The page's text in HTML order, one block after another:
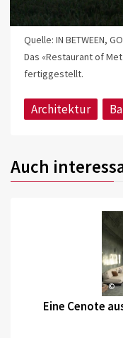
Quelle: IN BETWEEN,
Das «Restaurant of
fertiggestellt.
Architektur
Auch
©
Eine Cenote